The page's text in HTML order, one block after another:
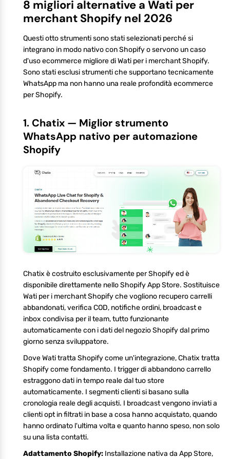
8 migliori alternative a Wati per
merchant Shopify nel 2026
Questi otto strumenti sono stati selezionati perché si
integrano in modo nativo con Shopify o servono un caso
d'uso ecommerce migliore di Wati per i merchant Shopify.
Sono stati esclusi strumenti che supportano tecnicamente
WhatsApp ma non hanno una reale profondità ecommerce
per Shopify.
1. Chatix — Miglior strumento
WhatsApp nativo per automazione
Shopify
Chatix è costruito esclusivamente per Shopify ed è
disponibile direttamente nello Shopify App Store. Sostituisce
Wati per i merchant Shopify che vogliono recupero carrelli
abbandonati, verifica COD, notifiche ordini, broadcast e
inbox condivisa per il team, tutto funzionante
automaticamente con i dati del negozio Shopify dal primo
giorno senza sviluppatore.
Dove Wati tratta Shopify come un'integrazione, Chatix tratta
Shopify come fondamento. I trigger di abbandono carrello
estraggono dati in tempo reale dal tuo store
automaticamente. I segmenti clienti si basano sulla
cronologia reale degli acquisti. I broadcast vengono inviati a
clienti opt in filtrati in base a cosa hanno acquistato, quando
hanno ordinato l'ultima volta e quanto hanno speso, non solo
su una lista contatti.
Adattamento Shopify: Installazione nativa da App Store,